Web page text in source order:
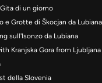
di un giorno
e Grotte di Škocjan da Lubiana
sull'Isonzo da Lubiana
Kranjska Gora from Ljubljana
della Slovenia